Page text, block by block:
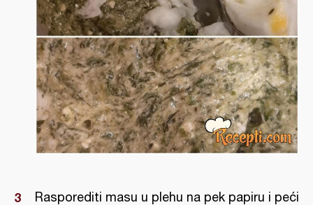
Rasporediti masu u plehu na pek papiru i peći